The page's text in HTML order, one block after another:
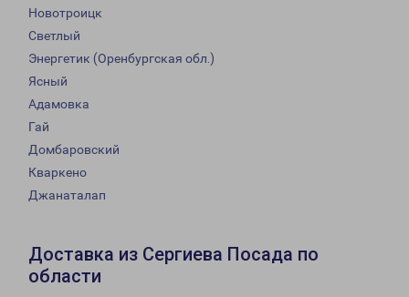
Новотроицк
Светлый
Энергетик (Оренбургская обл.)
Ясный
Адамовка
Гай
Домбаровский
Кваркено
Джанаталап
Доставка из Сергиева Посада по
области